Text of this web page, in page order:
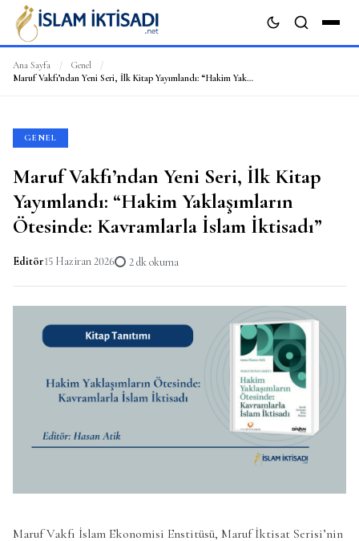
ARA
Ana Sayfa / Genel
/
Maruf Vakfı’ndan Yeni Seri, İlk Kitap Yayımlandı: “Hakim Yaklaşımların Ötesinde: Kavramlarla İslam İktisadı”
GENEL
Maruf Vakfı’ndan Yeni Seri, İlk Kitap
Yayımlandı: “Hakim Yaklaşımların
Ötesinde: Kavramlarla İslam İktisadı”
Editör15 Haziran 2026 2 dk okuma
Maruf Vakfı İslam Ekonomisi Enstitüsü, Maruf İktisat Serisi’nin